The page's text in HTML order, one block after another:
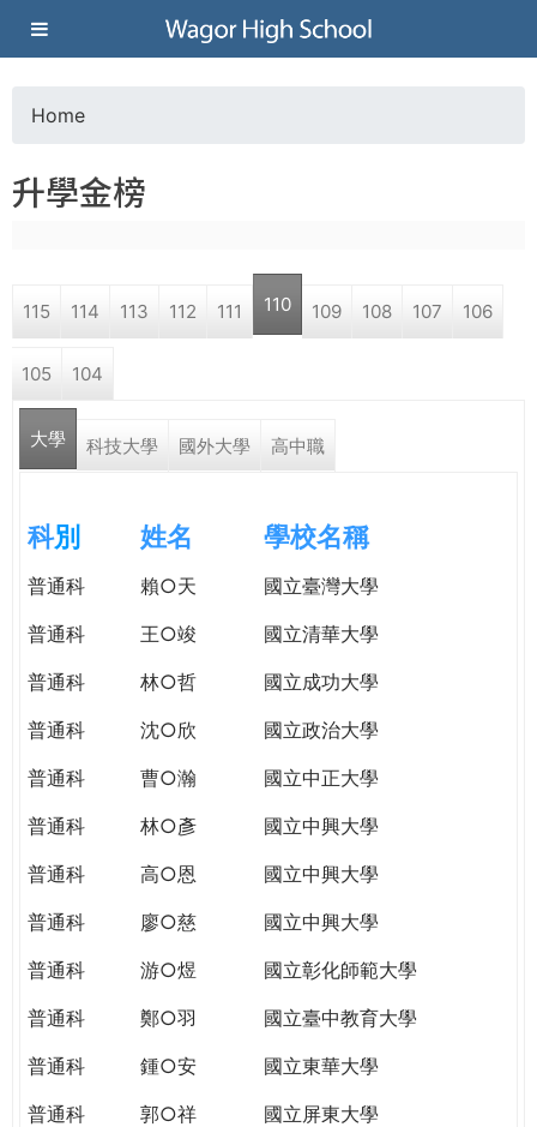
Jump to navigation
葳
格
高
學
格。
WAGOR
TODAY
THE
WORLD
o
a
r
e
e
r
e
Home
升學金榜
115 114 113 112 111 110 109 108 107 106
105 104
大學 科技大學 國外大學 高中職
科別 姓名 學校名稱
普通科 賴○天
國立臺灣大學
普通科
王○竣
國立清華大學
普通科
林○哲
國立成功大學
普通科
沈○欣
國立政治大學
普通科
曹○瀚
國立中正大學
普通科
林○彥
國立中興大學
普通科
高○恩
國立中興大學
普通科
廖○慈
國立中興大學
普通科
游○煜
國立彰化師範大學
普通科
鄭○羽
國立臺中教育大學
普通科
鍾○安
國立東華大學
普通科
郭○祥
國立屏東大學